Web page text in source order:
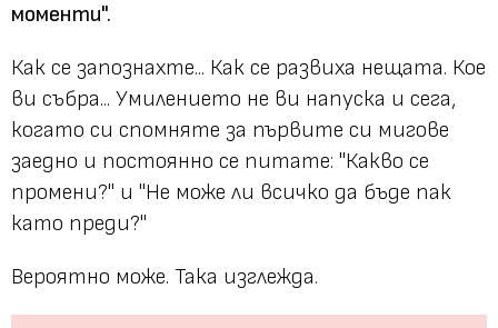
моменти".
Как се запознахте... Как се развиха нещата. Кое
ви събра... Умилението не ви напуска и сега,
когато си спомняте за първите си мигове
заедно и постоянно се питате: "Какво се
промени?" и "Не може ли всичко да бъде пак
като преди?"
Вероятно може. Така изглежда.